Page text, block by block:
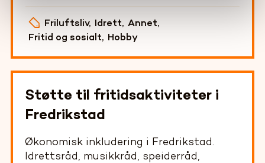
Friluftsliv, Idrett, Annet,
Fritid og sosialt, Hobby
Støtte til fritidsaktiviteter i
Fredrikstad
Økonomisk inkludering i Fredrikstad.
Idrettsråd, musikkråd, speiderråd,